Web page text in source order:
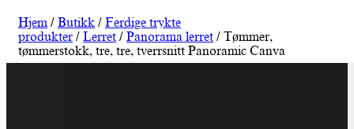
Hjem / Butikk / Ferdige trykte
produkter / Lerret / Panorama lerret / Tømmer,
tømmerstokk, tre, tre, tverrsnitt Panoramic Canva